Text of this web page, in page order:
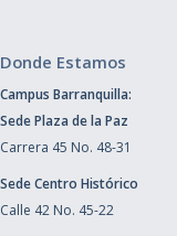
Donde Estamos
Campus Barranquilla:
Sede Plaza de la Paz
Carrera 45 No. 48-31
Sede Centro Histórico
Calle 42 No. 45-22